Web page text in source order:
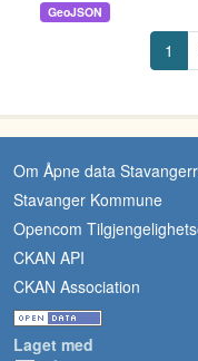
GeoJSON
1
Om Åpne data
Stavanger Kommune
Opencom
CKAN API
CKAN Association
Laget med